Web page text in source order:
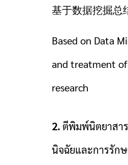
基于数据挖掘总
Based on Data
and treatment of
research
2.ตีพิมพ์นิตยาสา
นิจฉัยและการรัก